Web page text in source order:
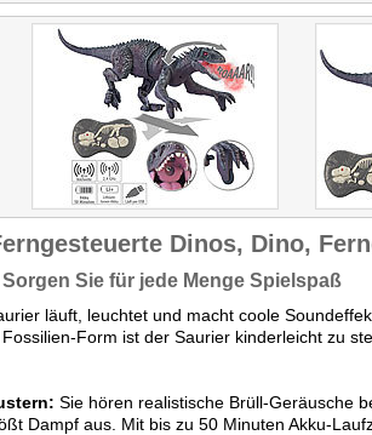
Dinos, Dino,
Sie für jede Menge Spielspaß
läuft, leuchtet und macht coole
Form ist der Saurier kinderleicht zu
Sie hören realistische Brüll-Geräusche
Dampf aus. Mit bis zu 50 Minuten Akku-